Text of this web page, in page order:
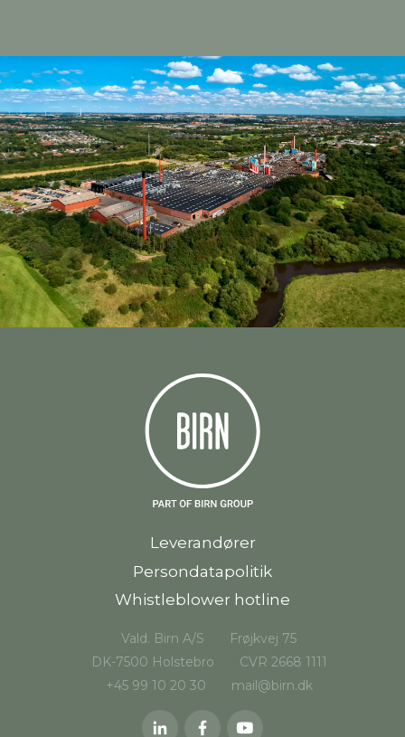
Leverandører
Persondatapolitik
Whistleblower hotline
Vald. Birn A/S
Frøjkvej 75
DK-7500 Holstebro
CVR 2668 1111
+45 99 10 20 30
mail@birn.dk